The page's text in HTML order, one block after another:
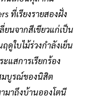
ที่เรียงรายสองฝั่ง
นจากสีเขียวแก่เป็น
ดูใบไม้ร่วงกำลังเย็น
แสการเรียกร้อง
มบูรณ์ของนิสิต
มาถึงบ้านอองโตนี